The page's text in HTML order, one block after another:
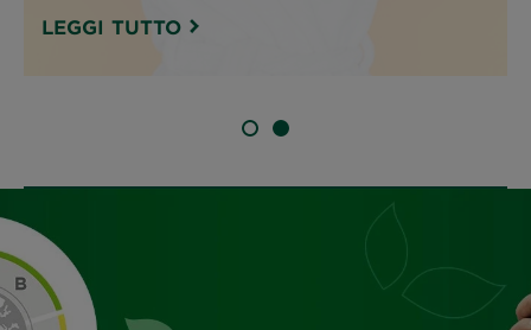
LEGGI TUTTO
SLIDE 1SLIDE 2